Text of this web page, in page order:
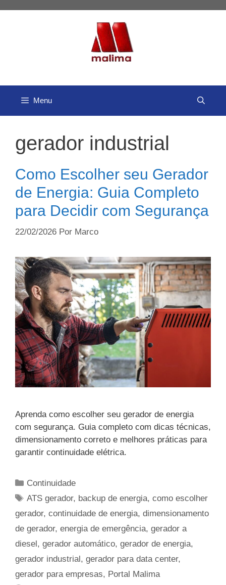
Menu
gerador industrial
Como Escolher seu Gerador
de Energia: Guia Completo
para Decidir com Segurança
22/02/2026 Por Marco
Aprenda como escolher seu gerador de energia
com segurança. Guia completo com dicas técnicas,
dimensionamento correto e melhores práticas para
garantir continuidade elétrica.
Categorias
Continuidade
Tags
ATS gerador, backup de energia,como escolher
gerador, continuidade de energia, dimensionamento
de gerador, energia de emergência, gerador a
diesel , gerador automático, gerador de energia,
gerador industrial , gerador para data center,
gerador para empresas, Portal Malima